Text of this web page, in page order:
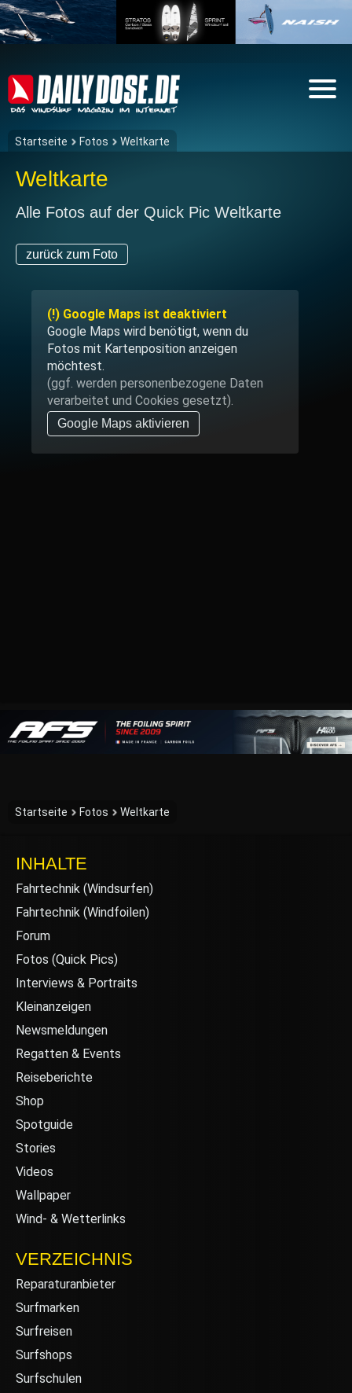
Startseite Fotos Weltkarte
Weltkarte
Alle Fotos auf der Quick Pic Weltkarte
zurück zum Foto
(!) Google Maps ist deaktiviert
Google Maps wird benötigt, wenn du
Fotos mit Kartenposition anzeigen
möchtest.
(ggf. werden personen­bezogene Daten
verarbeitet und Cookies gesetzt).
Google Maps aktivieren
Startseite Fotos Weltkarte
INHALTE
Fahrtechnik (Windsurfen)
Fahrtechnik (Windfoilen)
Forum
Fotos (Quick Pics)
Interviews & Portraits
Kleinanzeigen
Newsmeldungen
Regatten & Events
Reiseberichte
Shop
Spotguide
Stories
Videos
Wallpaper
Wind- & Wetterlinks
VERZEICHNIS
Reparaturanbieter
Surfmarken
Surfreisen
Surfshops
Surfschulen